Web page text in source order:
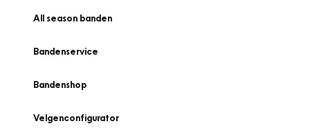
All season banden
Bandenservice
Bandenshop
Velgenconfigurator